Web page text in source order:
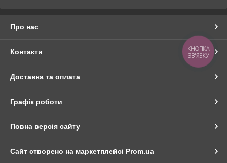
Про нас
Контакти
Доставка та оплата
Графік роботи
Повна версія сайту
Сайт створено на маркетплейсі Prom.ua
КНОПКА
ЗВ'ЯЗКУ